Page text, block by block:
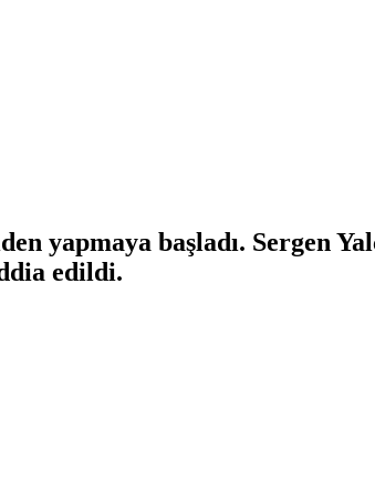
yapmaya başladı. Sergen
edildi.